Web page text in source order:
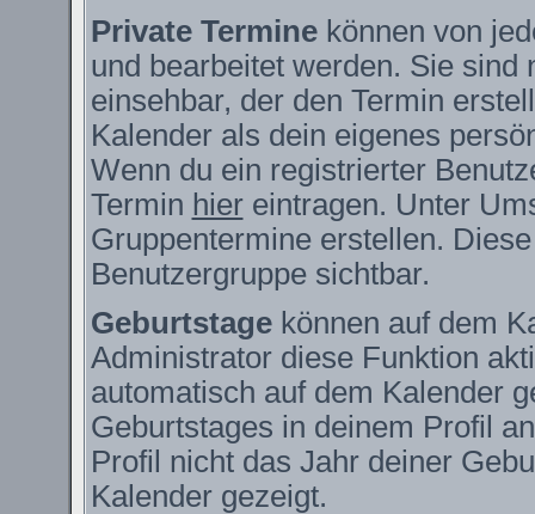
Private Terminekönnen von
und bearbeitet werden. Sie
einsehbar, der den Termin
Kalender als dein eigenes
Wenn du ein registrierter
Termin hiereintragen. Unter
Gruppentermine erstellen.
Benutzergruppe sichtbar.
Geburtstagekönnen auf dem
Administrator diese Funktion
automatisch auf dem Kalender
Geburtstages in deinem Profil
Profil nicht das Jahr deiner
Kalender gezeigt.